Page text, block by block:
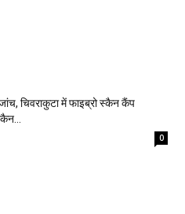
चिवराकुटा में फाइब्रो स्कैन कैंप
0